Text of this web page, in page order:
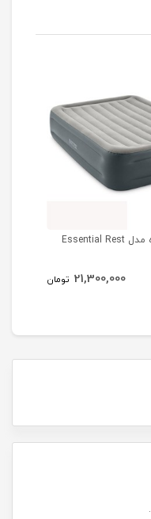
تخت بادی دو نفره مدل Essential Rest
21,300,000 تومان